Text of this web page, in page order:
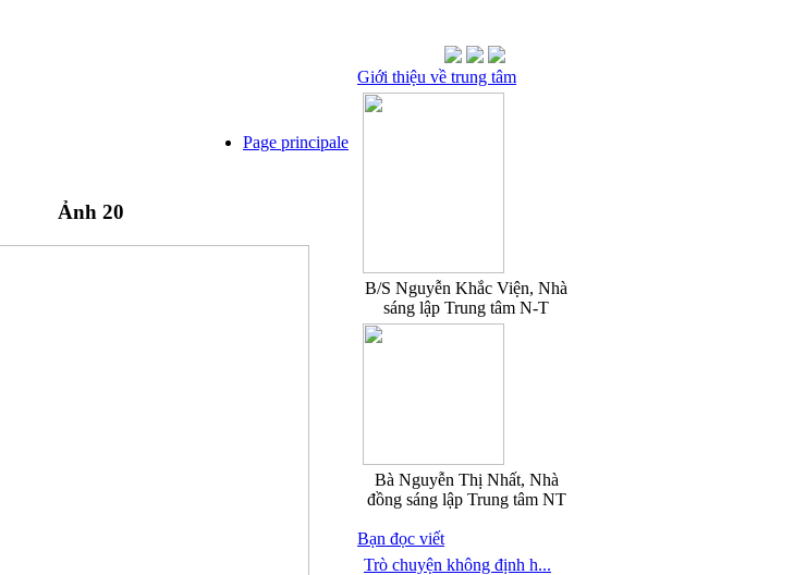
Page principale
Ảnh 20
Giới thiệu về trung tâm
B/S Nguyễn Khắc Viện, Nhà
sáng lập Trung tâm N-T
Bà Nguyễn Thị Nhất, Nhà
đồng sáng lập Trung tâm NT
Bạn đọc viết
Trò chuyện không định h...